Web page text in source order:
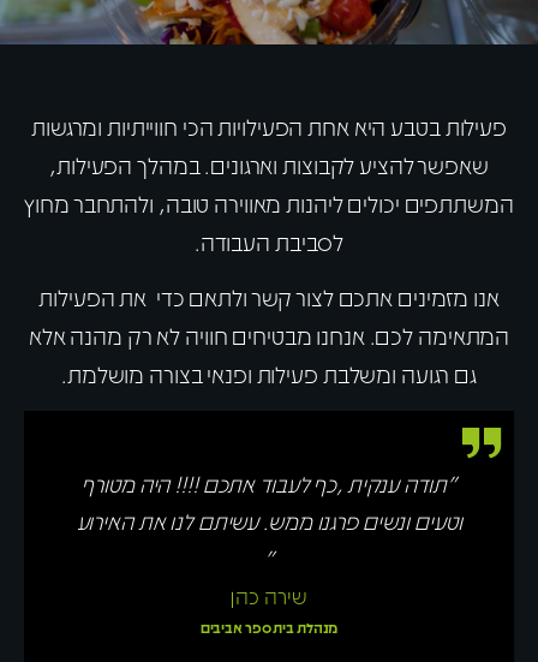
פעילות בטבע היא אחת הפעילויות הכי חווייתיות ומרגשות
שאפשר להציע לקבוצות וארגונים. במהלך הפעילות,
המשתתפים יכולים ליהנות מאווירה טובה, ולהתחבר מחוץ
לסביבת העבודה.
אנו מזמינים אתכם לצור קשר ולתאם כדי את הפעילות
המתאימה לכם. אנחנו מבטיחים חוויה לא רק מהנה אלא
גם רגועה ומשלבת פעילות ופנאי בצורה מושלמת.
"תודה ענקית ,כף לעבוד אתכם !!!! היה מטורף
וטעים ונשים פרגנו ממש. עשיתם לנו את האירוע
"
שירה כהן
מנהלת בית ספר אביבים